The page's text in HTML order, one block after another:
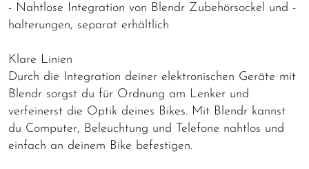
- Nahtlose Integration von Blendr Zubehörsockel und -
halterungen, separat erhältlich
Klare Linien
Durch die Integration deiner elektronischen Geräte mit
Blendr sorgst du für Ordnung am Lenker und
verfeinerst die Optik deines Bikes. Mit Blendr kannst
du Computer, Beleuchtung und Telefone nahtlos und
einfach an deinem Bike befestigen.